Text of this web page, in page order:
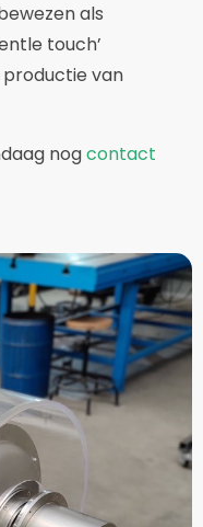
als
touch’
van
nogcontact